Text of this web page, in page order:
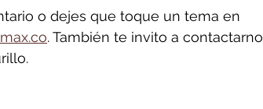
o dejes que toque un tema en
. También te invito a